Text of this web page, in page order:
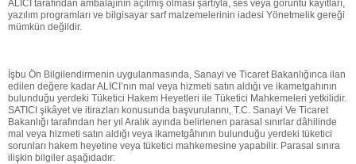
ALICI tarafından ambalajının açılmış olması şartıyla, ses veya görüntü kayıtları,
yazılım programları ve bilgisayar sarf malzemelerinin iadesi Yönetmelik gereği
mümkün değildir.
İşbu Ön Bilgilendirmenin uygulanmasında, Sanayi ve Ticaret Bakanlığınca ilan
edilen değere kadar ALICI’nın mal veya hizmeti satın aldığı ve ikametgahının
bulunduğu yerdeki Tüketici Hakem Heyetleri ile Tüketici Mahkemeleri yetkilidir.
SATICI şikâyet ve itirazları konusunda başvurularını, T.C. Sanayi Ve Ticaret
Bakanlığı tarafından her yıl Aralık ayında belirlenen parasal sınırlar dâhilinde
mal veya hizmeti satın aldığı veya ikametgâhının bulunduğu yerdeki tüketici
sorunları hakem heyetine veya tüketici mahkemesine yapabilir. Parasal sınıra
ilişkin bilgiler aşağıdadır: